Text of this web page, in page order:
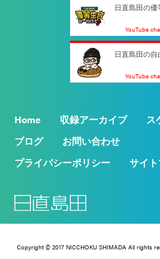
日直島田の
YouTube
日直島田の自
YouTube
Home 収録アーカイブ
ス
ブログ
お問い合わせ
プライバシーポリシー
サイ
Copyright © 2017 NICCHOKU SHIMADA All rights